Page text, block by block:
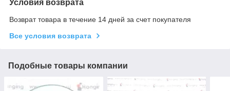
Условия возврата
Возврат товара в течение 14 дней за счет покупателя
Все условия возврата
Подобные товары компании